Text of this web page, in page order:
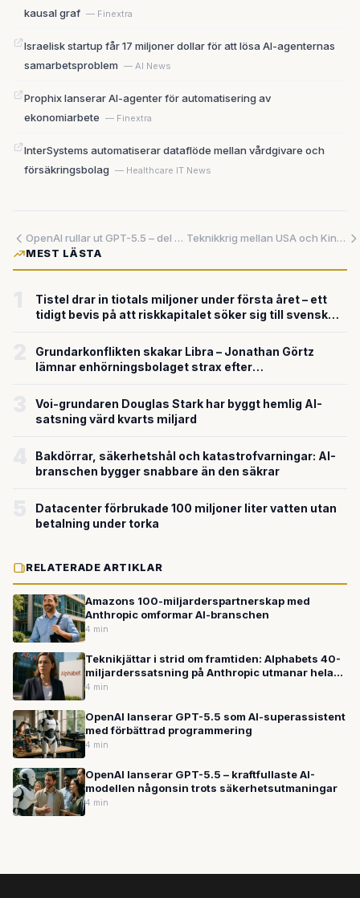
kausal graf — Finextra
Israelisk startup får 17 miljoner dollar för att lösa AI-agenternas
samarbetsproblem — AI News
Prophix lanserar AI-agenter för automatisering av
ekonomiarbete — Finextra
InterSystems automatiserar dataflöde mellan vårdgivare och
försäkringsbolag — Healthcare IT News
OpenAI rullar ut GPT-5.5 – del av vision om universell app
Teknikkrig mellan USA och Kina eskalerar – stöld och spionage på två fronter
MEST LÄSTA
Tistel drar in tiotals miljoner under första året – ett
tidigt bevis på att riskkapitalet söker sig till svensk
Grundarkonflikten skakar Libra – Jonathan Görtz
lämnar enhörningsbolaget strax efter
Voi-grundaren Douglas Stark har byggt hemlig AI-
satsning värd kvarts miljard
Bakdörrar, säkerhetshål och katastrofvarningar: AI-
branschen bygger snabbare än den säkrar
Datacenter förbrukade 100 miljoner liter vatten utan
betalning under torka
RELATERADE ARTIKLAR
Amazons 100-miljarderspartnerskap med
Anthropic omformar AI-branschen
4 min
Teknikjättar i strid om framtiden: Alphabets 40-
miljarderssatsning på Anthropic utmanar hela
AI-branschen
4 min
OpenAI lanserar GPT-5.5 som AI-superassistent
med förbättrad programmering
4 min
OpenAI lanserar GPT-5.5 – kraftfullaste AI-
modellen någonsin trots säkerhetsutmaningar
4 min